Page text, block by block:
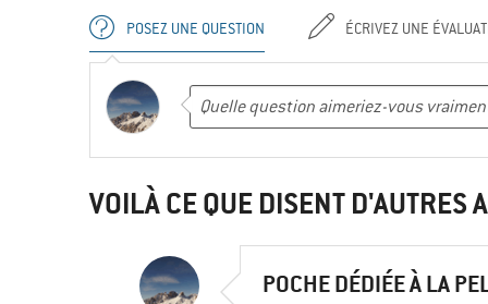
POSEZ UNE QUESTION ÉCRIVEZ UNE
VOILÀ CE QUE DISENT D'AUTRES
POCHE DÉDIÉE À LA